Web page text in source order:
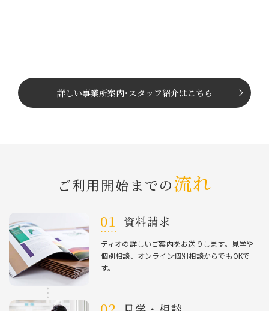
詳しい事業所案内･スタッフ紹介はこちら
ご利⽤開始までの流れ
資料請求
ティオの詳しいご案内をお送りします。⾒学や
個別相談、オンライン個別相談からでもOKで
す。